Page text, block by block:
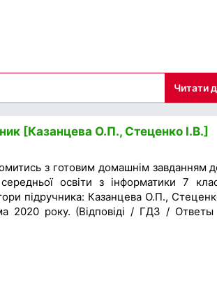
Читати
[Казанцева О.П., Стеценко І.В.]
з готовим домашнім завданням
освіти з інформатики 7
підручника: Казанцева О.П.,
2020 року. (Відповіді / ГДЗ /